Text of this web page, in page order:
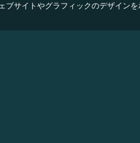
ブサイトやグラフィックのデザインを